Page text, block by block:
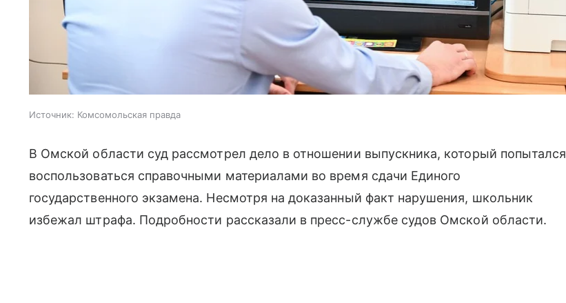
Источник: Комсомольская правда
В Омской области суд рассмотрел дело в отношении выпускника, который попытался
воспользоваться справочными материалами во время сдачи Единого
государственного экзамена. Несмотря на доказанный факт нарушения, школьник
избежал штрафа. Подробности рассказали в пресс-службе судов Омской области.